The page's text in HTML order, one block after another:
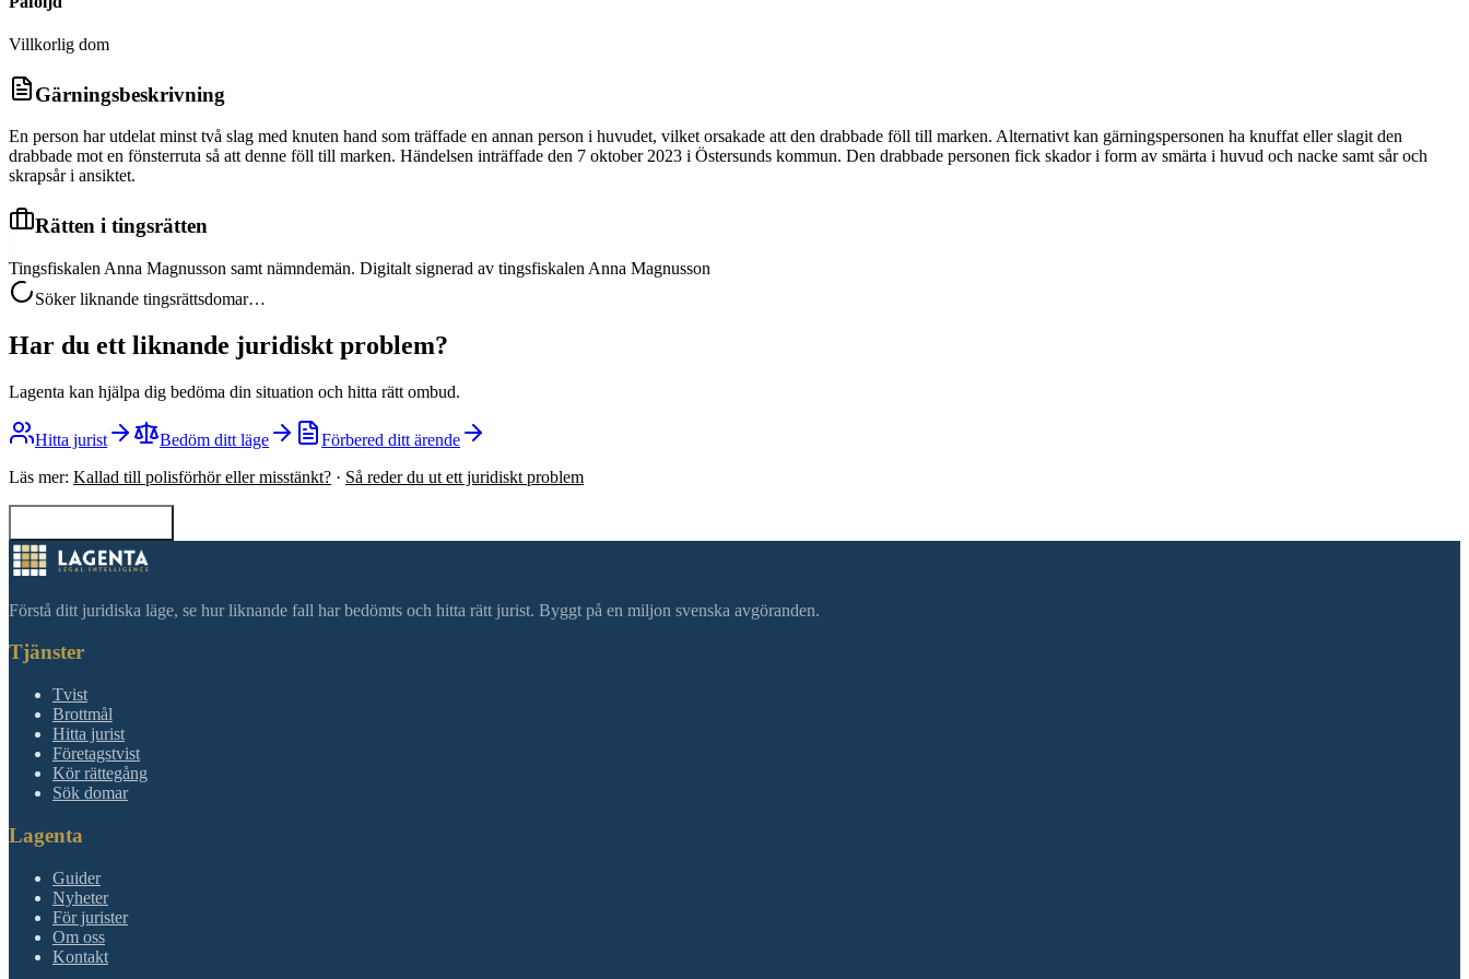
Villkorlig dom
Gärningsbeskrivning
En person har utdelat minst två slag med knuten hand som träffade en annan person i huvudet, vilket orsakade att den drabbade föll till marken. Alternativt kan gärningspersonen ha knuffat eller slagit den
drabbade mot en fönsterruta så att denne föll till marken. Händelsen inträffade den 7 oktober 2023 i Östersunds kommun. Den drabbade personen fick skador i form av smärta i huvud och nacke samt sår och
skrapsår i ansiktet.
Rätten i tingsrätten
Tingsfiskalen Anna Magnusson samt nämndemän. Digitalt signerad av tingsfiskalen Anna Magnusson
Söker liknande tingsrättsdomar…
Har du ett liknande juridiskt problem?
Lagenta kan hjälpa dig bedöma din situation och hitta rätt ombud.
Hitta jurist Bedöm ditt läge
Förbered ditt ärende
Läs mer: Kallad till polisförhör eller misstänkt? · Så reder du ut ett juridiskt problem
Förstå ditt juridiska läge, se hur liknande fall har bedömts och hitta rätt jurist. Byggt på en miljon svenska avgöranden.
Tjänster
Tvist
Brottmål
Hitta jurist
Företagstvist
Kör rättegång
Sök domar
Lagenta
Guider
Nyheter
För jurister
Om oss
Kontakt